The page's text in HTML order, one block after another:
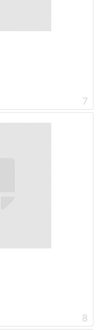
7
8